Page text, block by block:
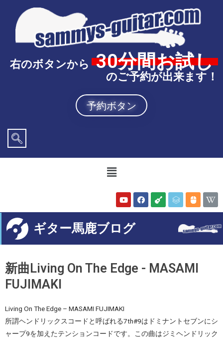
右のボタンから 30分間お試し
のご予約が出来ます！
予約ボタン
ギター馬鹿ブログ
新曲Living On The Edge - MASAMI
FUJIMAKI
Living On The Edge – MASAMI FUJIMAKI
所謂ヘンドリックスコードと呼ばれる7th#9はドミナントセブンにシ
ャープ9を加えたテンションコードです。この曲はジミヘンドリック